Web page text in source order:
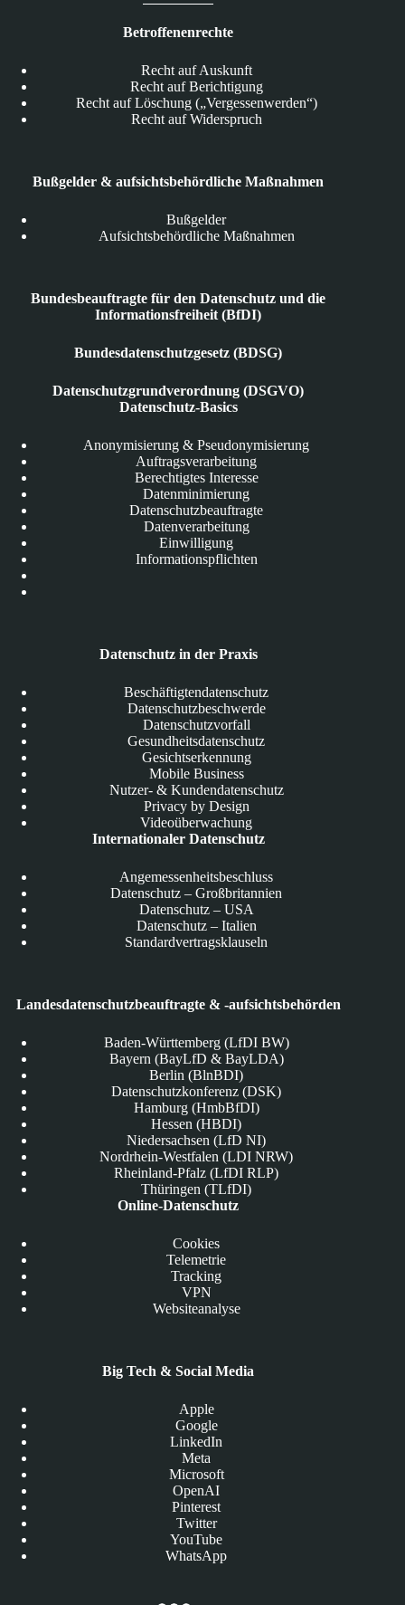
Betroffenenrechte
Recht auf Auskunft
Recht auf Berichtigung
Recht auf Löschung („Vergessenwerden“)
Recht auf Widerspruch
Bußgelder & aufsichtsbehördliche Maßnahmen
Bußgelder
Aufsichtsbehördliche Maßnahmen
Bundesbeauftragte für den Datenschutz und die
Informationsfreiheit (BfDI)
Bundesdatenschutzgesetz (BDSG)
Datenschutzgrundverordnung (DSGVO)
Datenschutz-Basics
Anonymisierung & Pseudonymisierung
Auftragsverarbeitung
Berechtigtes Interesse
Datenminimierung
Datenschutzbeauftragte
Datenverarbeitung
Einwilligung
Informationspflichten
Datenschutz in der Praxis
Beschäftigtendatenschutz
Datenschutzbeschwerde
Datenschutzvorfall
Gesundheitsdatenschutz
Gesichtserkennung
Mobile Business
Nutzer- & Kundendatenschutz
Privacy by Design
Videoüberwachung
Internationaler Datenschutz
Angemessenheitsbeschluss
Datenschutz – Großbritannien
Datenschutz – USA
Datenschutz – Italien
Standardvertragsklauseln
Landesdatenschutzbeauftragte & -aufsichtsbehörden
Baden-Württemberg (LfDI BW)
Bayern (BayLfD & BayLDA)
Berlin (BlnBDI)
Datenschutzkonferenz (DSK)
Hamburg (HmbBfDI)
Hessen (HBDI)
Niedersachsen (LfD NI)
Nordrhein-Westfalen (LDI NRW)
Rheinland-Pfalz (LfDI RLP)
Thüringen (TLfDI)
Online-Datenschutz
Cookies
Telemetrie
Tracking
VPN
Websiteanalyse
Big Tech & Social Media
Apple
Google
LinkedIn
Meta
Microsoft
OpenAI
Pinterest
Twitter
YouTube
WhatsApp